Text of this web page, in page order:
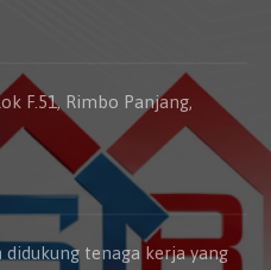
F.51, Rimbo Panjang,
didukung tenaga kerja yang